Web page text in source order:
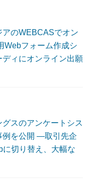
のWEBCASでオン
Webフォーム作成シ
ィにオンライン出願
スのアンケートシス
例を公開 ―取引先企
切り替え、大幅な